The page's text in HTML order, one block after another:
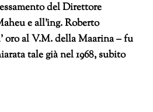
del Direttore
e all’ing. Roberto
oro al V.M. della Maarina – fu
tale già nel 1968, subito